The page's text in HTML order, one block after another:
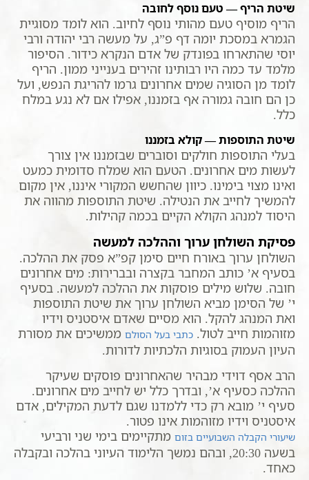
שיטת הריף — טעם נוסף לחובה
הריף מוסיף טעם מהותי נוסף לחיוב. הוא לומד מסוגיית
הגמרא במסכת יומה דף פ”ג, על מעשה רבי יהודה ורבי
יוסי שהתארחו בפונדק של אדם הנקרא כידור. הסיפור
מלמד עד כמה היו רבותינו זהירים בענייני ממון. הריף
לומד מן הסוגיה שמים אחרונים גרמו להריגת הנפש, ועל
כן הם חובה גמורה אף בזמננו, אפילו אם לא נגע במלח
כלל.
שיטת התוספות — קולא בזמננו
בעלי התוספות חולקים וסוברים שבזמננו אין צורך
לעשות מים אחרונים. הטעם הוא שמלח סדומית כמעט
ואינו מצוי בימינו. כיוון שהחשש המקורי איננו, אין מקום
להמשיך לחייב את הנטילה. שיטת התוספות מהווה את
היסוד למנהג הקולא הקיים בכמה קהילות.
פסיקת השולחן ערוך וההלכה למעשה
השולחן ערוך באורח חיים סימן קפ”א פסק את ההלכה.
בסעיף א’ כותב המחבר בקצרה ובברירות: מים אחרונים
חובה. שלוש מילים פוסקות את ההלכה למעשה. בסעיף
י’ של הסימן מביא השולחן ערוך את שיטת התוספות
ואת המנהג להקל. הוא מסיים שאדם איסטניס וידיו
מזוהמות חייב לטול. כתבי בעל הסולם ממשיכים את מסורת
העיון העמוק בסוגיות הלכתיות לדורות.
הרב אסף דוידי מבהיר שהאחרונים פוסקים שעיקר
ההלכה כסעיף א’, ובדרך כלל יש לחייב מים אחרונים.
סעיף י’ מובא רק כדי ללמדנו שגם לדעת המקילים, אדם
איסטניס וידיו מזוהמות אינו פטור.
שיעורי הקבלה השבועיים בזום מתקיימים בימי שני ורביעי
בשעה 20:30, ובהם נמשך הלימוד העיוני בהלכה ובקבלה
כאחד.